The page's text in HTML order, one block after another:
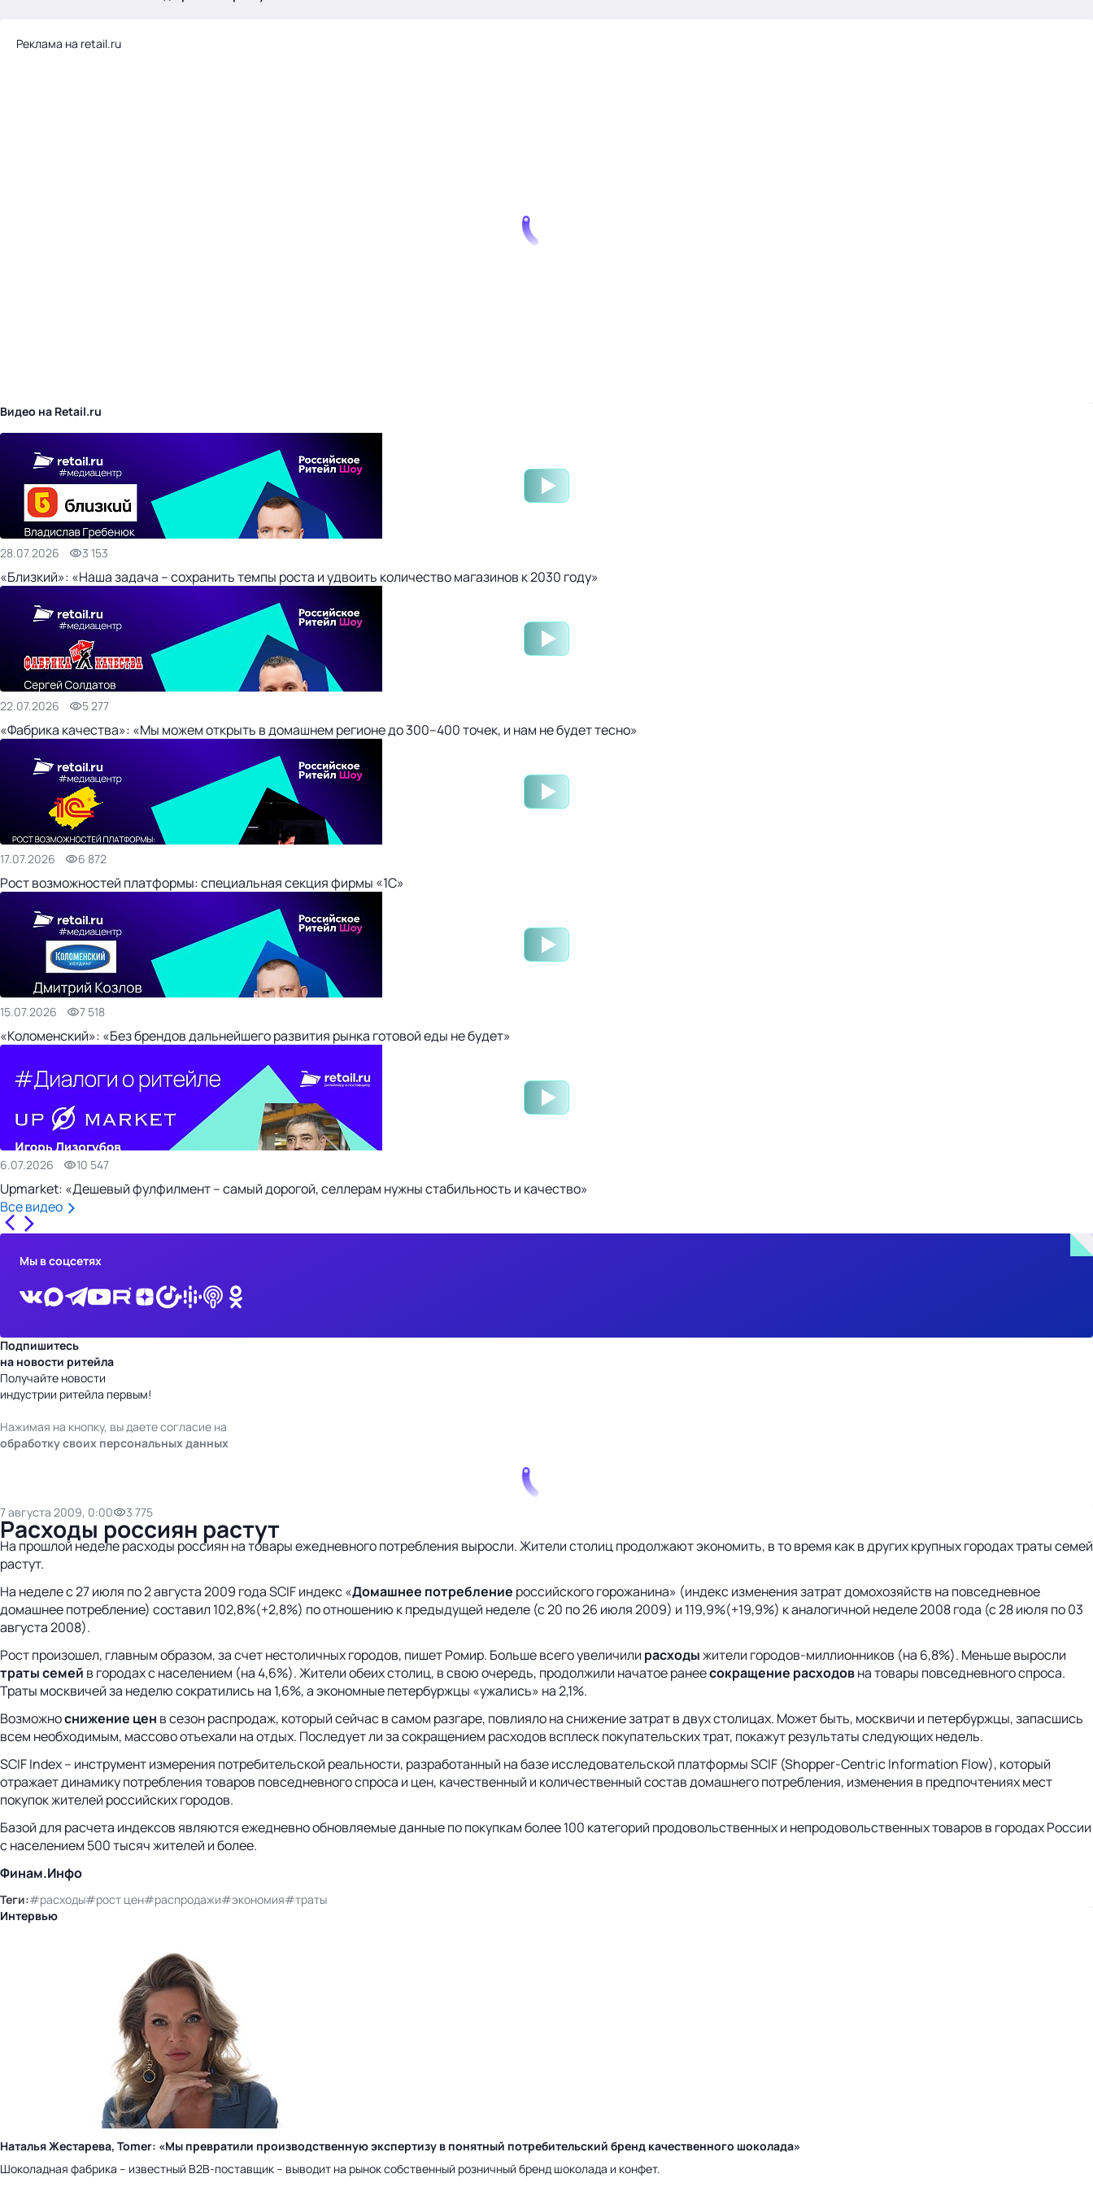
Реклама на retail.ru
Видео на Retail.ru
28.07.2026 3 153
«Близкий»: «Наша задача – сохранить темпы роста и удвоить количество магазинов к 2030 году»
22.07.2026 5 277
«Фабрика качества»: «Мы можем открыть в домашнем регионе до 300–400 точек, и нам не будет тесно»
17.07.2026 6 872
Рост возможностей платформы: специальная секция фирмы «1С»
15.07.2026 7 518
«Коломенский»: «Без брендов дальнейшего развития рынка готовой еды не будет»
6.07.2026 10 547
Upmarket: «Дешевый фулфилмент – самый дорогой, селлерам нужны стабильность и качество»
Все видео
Мы в соцсетях
Подпишитесь
на новости ритейла
Получайте новости
индустрии ритейла первым!
Нажимая на кнопку, вы даете согласие на
обработку своих персональных данных
7 августа 2009, 0:00 3 775
Расходы россиян растут
На прошлой неделе расходы россиян на товары ежедневного потребления выросли. Жители столиц продолжают экономить, в то время как в других крупных городах траты семей
растут.
На неделе с 27 июля по 2 августа 2009 года SCIF индекс «Домашнее потребление российского горожанина» (индекс изменения затрат домохозяйств на повседневное
домашнее потребление) составил 102,8%(+2,8%) по отношению к предыдущей неделе (с 20 по 26 июля 2009) и 119,9%(+19,9%) к аналогичной неделе 2008 года (с 28 июля по 03
августа 2008).
Рост произошел, главным образом, за счет нестоличных городов, пишет Ромир. Больше всего увеличили расходыжители городов-миллионников (на 6,8%). Меньше выросли
траты семей в городах с населением (на 4,6%). Жители обеих столиц, в свою очередь, продолжили начатое ранеесокращение расходовна товары повседневного спроса.
Траты москвичей за неделю сократились на 1,6%, а экономные петербуржцы «ужались» на 2,1%.
Возможноснижение цен в сезон распродаж, который сейчас в самом разгаре, повлияло на снижение затрат в двух столицах. Может быть, москвичи и петербуржцы, запасшись
всем необходимым, массово отъехали на отдых. Последует ли за сокращением расходов всплеск покупательских трат, покажут результаты следующих недель.
SCIF Index – инструмент измерения потребительской реальности, разработанный на базе исследовательской платформы SCIF (Shopper-Centric Information Flow), который
отражает динамику потребления товаров повседневного спроса и цен, качественный и количественный состав домашнего потребления, изменения в предпочтениях мест
покупок жителей российских городов.
Базой для расчета индексов являются ежедневно обновляемые данные по покупкам более 100 категорий продовольственных и непродовольственных товаров в городах России
с населением 500 тысяч жителей и более.
Финам.Инфо
Теги:#расходы#рост цен#распродажи#экономия#траты
Интервью
Наталья Жестарева, Tomer: «Мы превратили производственную экспертизу в понятный потребительский бренд качественного шоколада»
Шоколадная фабрика – известный B2B-поставщик – выводит на рынок собственный розничный бренд шоколада и конфет.